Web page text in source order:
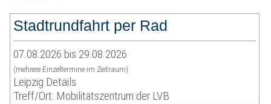
Stadtrundfahrt per Rad
07.08.2026 bis 29.08.2026
(mehrere Einzeltermine im Zeitraum)
Leipzig Details
Treff/Ort: Mobilitätszentrum der LVB